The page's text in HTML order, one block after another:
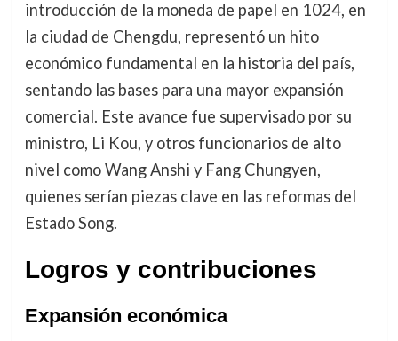
introducción de la moneda de papel en 1024, en
la ciudad de Chengdu, representó un hito
económico fundamental en la historia del país,
sentando las bases para una mayor expansión
comercial. Este avance fue supervisado por su
ministro, Li Kou, y otros funcionarios de alto
nivel como Wang Anshi y Fang Chungyen,
quienes serían piezas clave en las reformas del
Estado Song.
Logros y contribuciones
Expansión económica